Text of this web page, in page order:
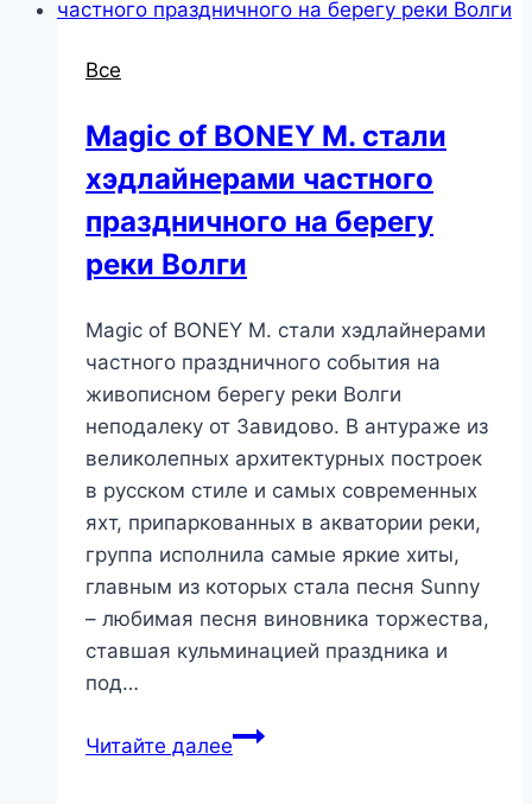
Все
Magic of BONEY M. стали
хэдлайнерами частного
праздничного на берегу
реки Волги
Magic of BONEY M. стали хэдлайнерами
частного праздничного события на
живописном берегу реки Волги
неподалеку от Завидово. В антураже из
великолепных архитектурных построек
в русском стиле и самых современных
яхт, припаркованных в акватории реки,
группа исполнила самые яркие хиты,
главным из которых стала песня Sunny
– любимая песня виновника торжества,
ставшая кульминацией праздника и
под…
Читайте далее